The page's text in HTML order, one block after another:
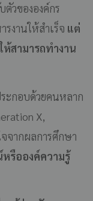
ตัวขององค์กร
งานให้สำเร็จ แต่
สามารถทำงาน
ะกอบด้วยคนหลาก
X,
จากผลการศึกษา
รือองค์ความรู้